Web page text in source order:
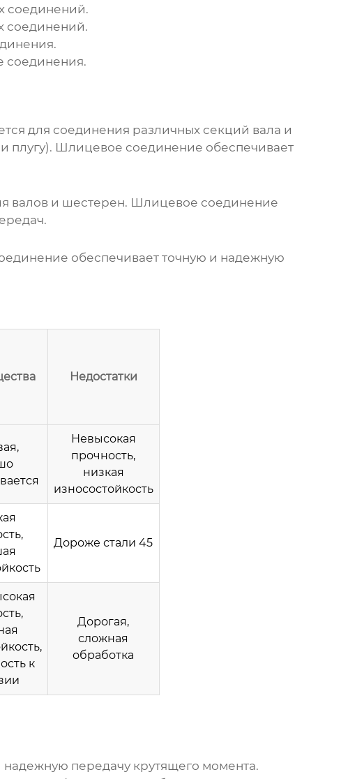
соединений.
соединений.
соединения.
для соединения различных секций вала и
плугу). Шлицевое соединение обеспечивает
валов и шестерен. Шлицевое соединение
обеспечивает точную и надежную
Недостатки
Невысокая
прочность,
низкая
износостойкость
Дороже стали 45
к
Дорогая,
сложная
обработка
передачу крутящего момента.